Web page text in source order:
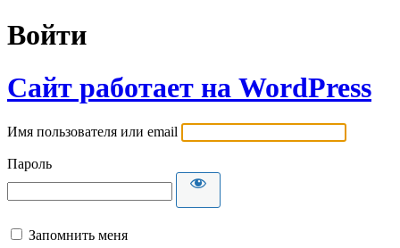
Войти
Сайт работает на WordPress
Имя пользователя или email
Пароль
Запомнить меня